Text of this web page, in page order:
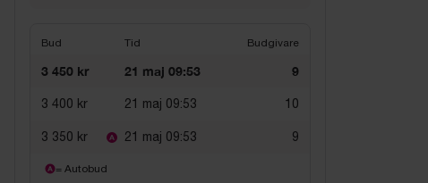
Bud Tid Budgivare
3 450 kr 21 maj 09:53 9
3 400 kr 21 maj 09:53 10
3 350 kr 21 maj 09:53 9
= Autobud